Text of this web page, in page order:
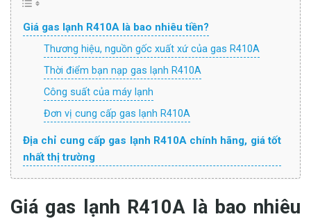
Giá gas lạnh R410A là bao nhiêu tiền?
Thương hiệu, nguồn gốc xuất xứ của gas R410A
Thời điểm bạn nạp gas lạnh R410A
Công suất của máy lạnh
Đơn vị cung cấp gas lạnh R410A
Địa chỉ cung cấp gas lạnh R410A chính hãng, giá tốt
nhất thị trường
Giá gas lạnh R410A là bao nhiêu